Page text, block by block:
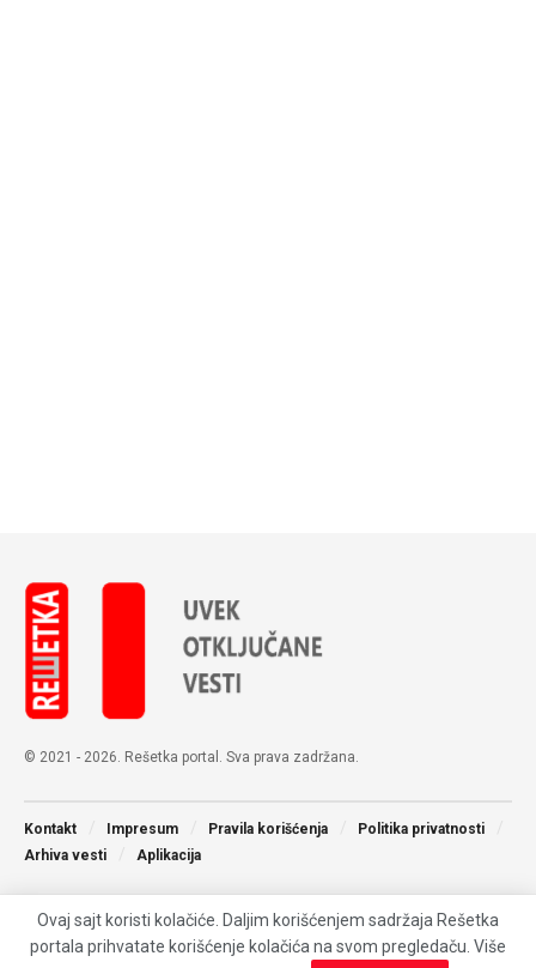
© 2021 - 2026. Rešetka portal. Sva prava zadržana.
Kontakt Impresum Pravila korišćenja
Politika privatnosti
Arhiva vesti
Aplikacija
Ovaj sajt koristi kolačiće. Daljim korišćenjem sadržaja Rešetka
portala prihvatate korišćenje kolačića na svom pregledaču. Više